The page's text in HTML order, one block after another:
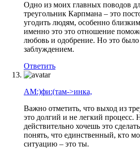
Одно из моих главных поводов
треугольник Карпмана – это
угодить людям, особенно
именно это это отношение
любовь и одобрение. Но это
заблуждением.
Ответить
АМ:)фи:(там->инка,
Важно отметить, что выход из
это долгий и не легкий процесс.
действительно хочешь это
понять, что единственный, кто
ситуацию – это ты.